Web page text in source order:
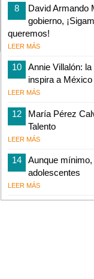
8
David Armando
gobierno,
queremos!
LEER MÁS
10
Annie Villalón:
inspira a México
LEER MÁS
12
María Pérez
Talento
LEER MÁS
14
Aunque
adolescentes
LEER MÁS